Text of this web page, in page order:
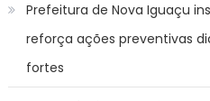
Prefeitura de Nova Iguaçu
reforça ações preventivas
fortes